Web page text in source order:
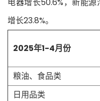
增长23.8%。
2025年1-4月份
粮油、食品类
日用品类